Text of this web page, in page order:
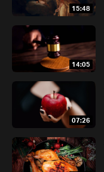
15:48
14:05
07:26